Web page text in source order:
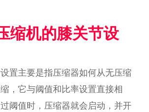
缩机的膝关节设
置主要是指压缩器如何从无压缩
，它与阈值和比率设置直接相
阈值时，压缩器就会启动，并开